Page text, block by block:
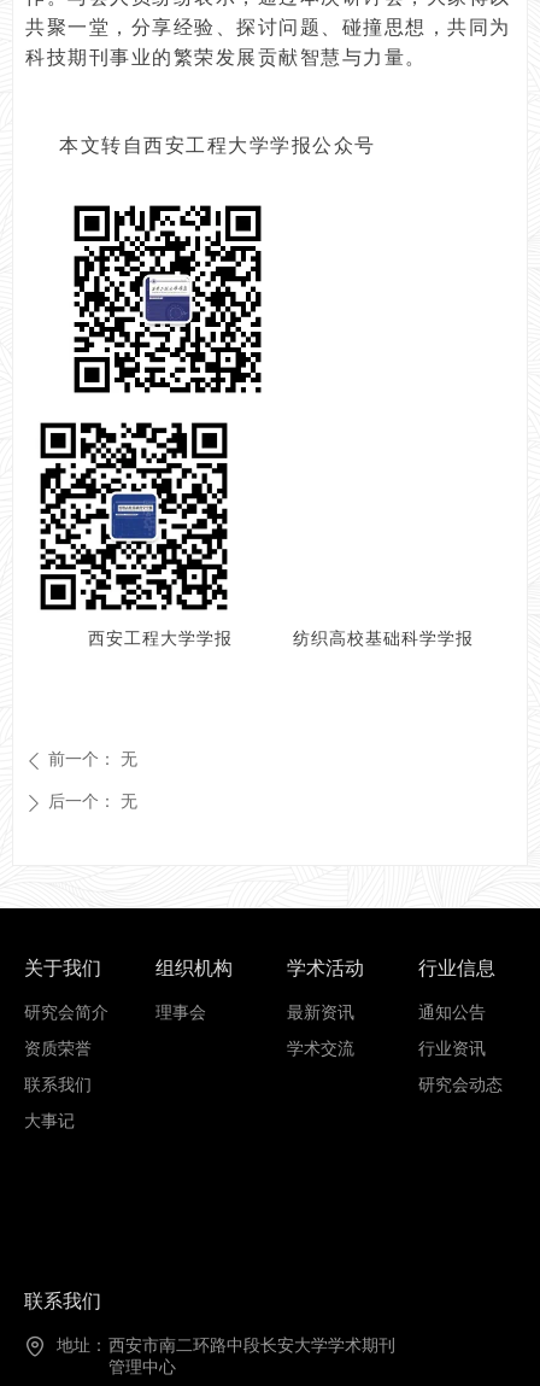
ꄴ 前一个： 无
ꄲ 后一个： 无
共聚一堂，分享经验、探讨问题、碰撞思想，共同为
科技期刊事业的繁荣发展贡献智慧与力量。
本文转自西安工程大学学报公众号
西安工程大学学报 纺织高校基础科学学报
联系我们
地址： 西安市南二环路中段长安大学学术期刊
管理中心
研究会简介
资质荣誉
联系我们
大事记
关于我们
理事会
组织机构
最新资讯
学术交流
学术活动
通知公告
行业资讯
研究会动态
行业信息